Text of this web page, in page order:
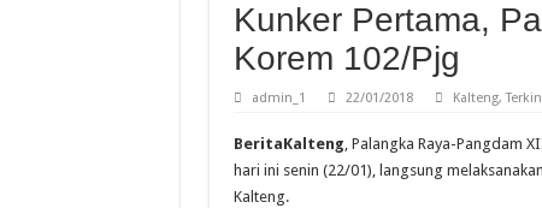
Kunker Pertama,
Korem 102/Pjg
admin_1 22/01/2018 Kalteng,
BeritaKalteng, Palangka Raya-Pangdam
hari ini senin (22/01), langsung
Kalteng.